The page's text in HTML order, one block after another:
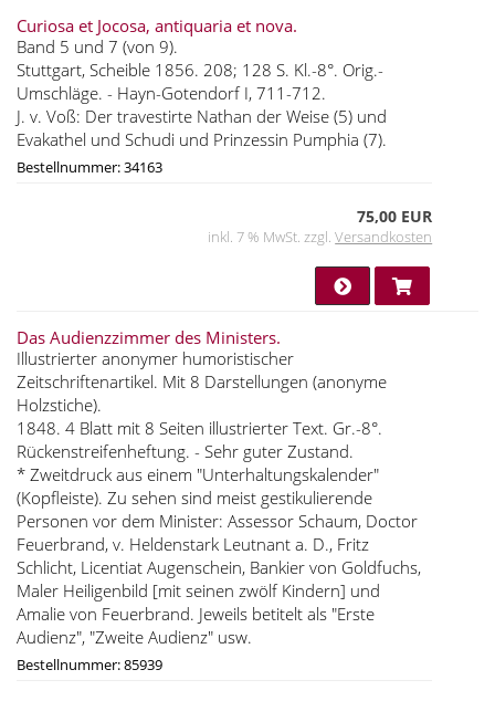
Curiosa et Jocosa, antiquaria et nova.
Band 5 und 7 (von 9).
Stuttgart, Scheible 1856. 208; 128 S. Kl.-8°. Orig.-
Umschläge. - Hayn-Gotendorf I, 711-712.
J. v. Voß: Der travestirte Nathan der Weise (5) und
Evakathel und Schudi und Prinzessin Pumphia (7).
Bestellnummer: 34163
75,00 EUR
inkl. 7 % MwSt. zzgl.Versandkosten
Das Audienzzimmer des Ministers.
Illustrierter anonymer humoristischer
Zeitschriftenartikel. Mit 8 Darstellungen (anonyme
Holzstiche).
1848. 4 Blatt mit 8 Seiten illustrierter Text. Gr.-8°.
Rückenstreifenheftung. - Sehr guter Zustand.
* Zweitdruck aus einem "Unterhaltungskalender"
(Kopfleiste). Zu sehen sind meist gestikulierende
Personen vor dem Minister: Assessor Schaum, Doctor
Feuerbrand, v. Heldenstark Leutnant a. D., Fritz
Schlicht, Licentiat Augenschein, Bankier von Goldfuchs,
Maler Heiligenbild [mit seinen zwölf Kindern] und
Amalie von Feuerbrand. Jeweils betitelt als "Erste
Audienz", "Zweite Audienz" usw.
Bestellnummer: 85939